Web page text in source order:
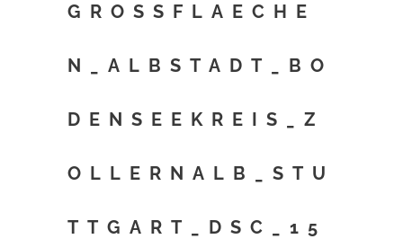
GROSSFLAECHE
N_ALBSTADT_BO
DENSEEKREIS_Z
OLLERNALB_STU
TTGART_DSC_15